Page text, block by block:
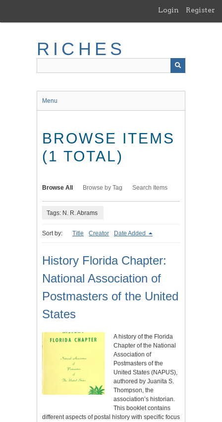
main
Login Register
RICHES
Menu
BROWSE ITEMS
(1 TOTAL)
Browse All Browse by Tag Search Items
Tags: N. R. Abrams
Sort by: Title Creator Date Added
History Florida Chapter:
National Association of
Postmasters of the United
States
A history of the Florida
Chapter of the National
Association of
Postmasters of the
United States (NAPUS),
authored by Juanita S.
Thompson, the
association’s historian.
This booklet contains
different aspects of postal history with specific focus